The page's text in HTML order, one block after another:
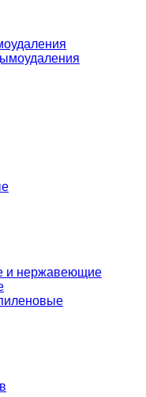
и нержавеющие